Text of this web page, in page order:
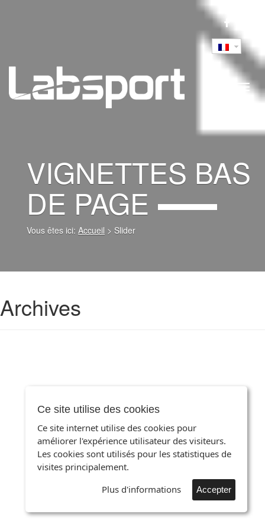
VIGNETTES BAS
DE PAGE
Vous êtes ici: Accueil > Slider
Archives
Ce site utilise des cookies
Ce site internet utilise des cookies pour
améliorer l'expérience utilisateur des visiteurs.
Les cookies sont utilisés pour les statistiques de
visites principalement.
Plus d'informations
Accepter